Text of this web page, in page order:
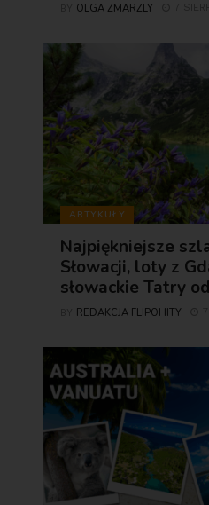
OLGA ZMARZLY
ARTYKUŁY
Najpiękniejsze
Słowacji, loty z
słowackie Tatry
REDAKCJA FLIPOHITY